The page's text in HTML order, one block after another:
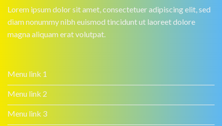
Lorem ipsum dolor sit amet, consectetuer adipiscing elit, sed
diam nonummy nibh euismod tincidunt ut laoreet dolore
magna aliquam erat volutpat.
Menu link 1
Menu link 2
Menu link 3